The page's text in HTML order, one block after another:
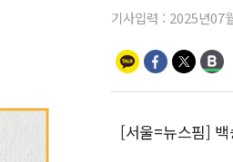
기사입력 : 2025년07
[서울=뉴스핌]